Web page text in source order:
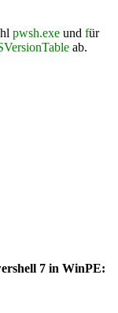
pwsh.exe und für
ab.
7 in WinPE: